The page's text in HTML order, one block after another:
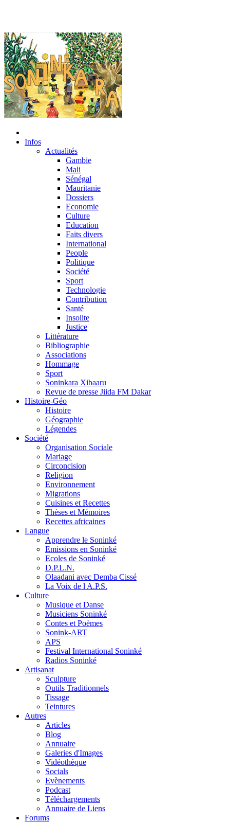
Infos
Actualités
Gambie
Mali
Sénégal
Mauritanie
Dossiers
Economie
Culture
Education
Faits divers
International
People
Politique
Société
Sport
Technologie
Contribution
Santé
Insolite
Justice
Littérature
Bibliographie
Associations
Hommage
Sport
Soninkara Xibaaru
Revue de presse Jiida FM Dakar
Histoire-Géo
Histoire
Géographie
Légendes
Société
Organisation Sociale
Mariage
Circoncision
Religion
Environnement
Migrations
Cuisines et Recettes
Thèses et Mémoires
Recettes africaines
Langue
Apprendre le Soninké
Emissions en Soninké
Ecoles de Soninké
D.P.L.N.
Olaadani avec Demba Cissé
La Voix de l A.P.S.
Culture
Musique et Danse
Musiciens Soninké
Contes et Poèmes
Sonink-ART
APS
Festival International Soninké
Radios Soninké
Artisanat
Sculpture
Outils Traditionnels
Tissage
Teintures
Autres
Articles
Blog
Annuaire
Galeries d'Images
Vidéothèque
Socials
Evènements
Podcast
Téléchargements
Annuaire de Liens
Forums